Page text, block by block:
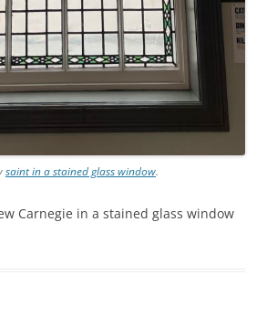
saint in a stained glass window.
Carnegie in a stained glass window